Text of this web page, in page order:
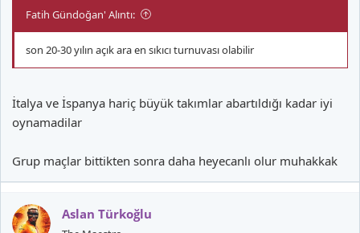
Fatih Gündoğan' Alıntı:
son 20-30 yılın açık ara en sıkıcı turnuvası olabilir
İtalya ve İspanya hariç büyük takımlar abartıldığı kadar iyi
oynamadilar
Grup maçlar bittikten sonra daha heyecanlı olur muhakkak
Aslan Türkoğlu